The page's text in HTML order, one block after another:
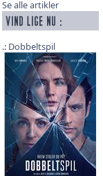
Se alle artikler
Dobbeltspil